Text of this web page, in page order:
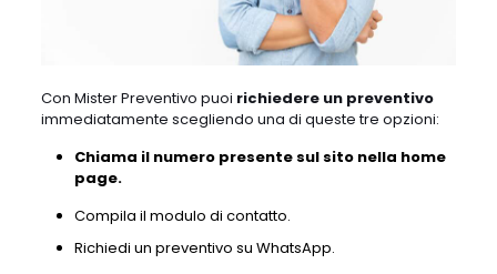
Con Mister Preventivo puoi richiedere un preventivo
immediatamente scegliendo una di queste tre opzioni:
Chiama il numero presente sul sito nella home
page.
Compila il modulo di contatto.
Richiedi un preventivo su WhatsApp.